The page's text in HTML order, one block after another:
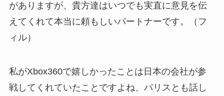
がありますが、貴方達はいつでも実直に意見を伝
えてくれて本当に頼もしいパートナーです。（フ
ィル）
私がXbox360で嬉しかったことは日本の会社が参
戦してくれていたことですよね、パリスとも話し